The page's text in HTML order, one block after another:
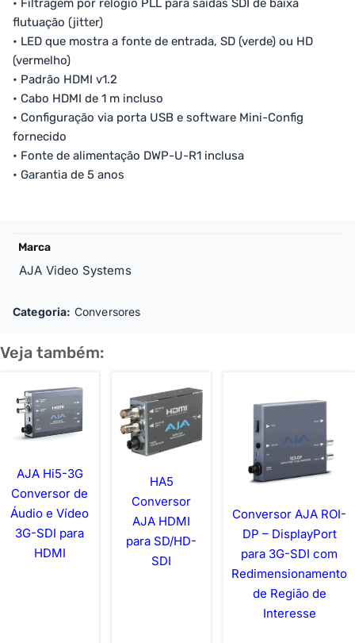
• Filtragem por relógio PLL para saídas SDI de baixa
flutuação (jitter)
• LED que mostra a fonte de entrada, SD (verde) ou HD
(vermelho)
• Padrão HDMI v1.2
• Cabo HDMI de 1 m incluso
• Configuração via porta USB e software Mini-Config
fornecido
• Fonte de alimentação DWP-U-R1 inclusa
• Garantia de 5 anos
Marca
AJA Video Systems
Categoria: Conversores
Veja também:
AJA Hi5-3G
Conversor de
Áudio e Vídeo
3G-SDI para
HDMI
HA5
Conversor
AJA HDMI
para SD/HD-
SDI
Conversor AJA ROI-
DP – DisplayPort
para 3G-SDI com
Redimensionamento
de Região de
Interesse